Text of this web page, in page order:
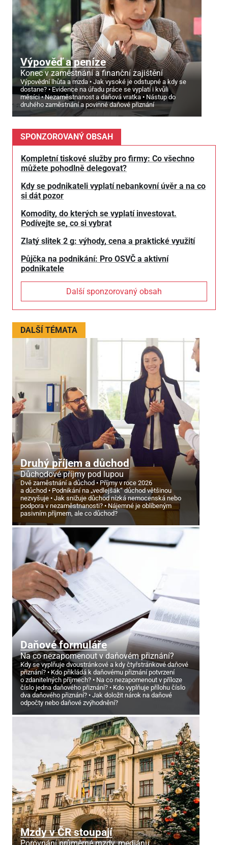
Výpověď a peníze
Konec v zaměstnání a finanční zajištění
Výpovědní lhůta a mzda
Jak vysoké je odstupné a kdy se
dostane?
Evidence na úřadu práce se vyplatí i kvůli
měsíci
Nezaměstnanost a daňová vratka
Nástup do
druhého zaměstnání a povinné daňové přiznání
SPONZOROVANÝ OBSAH
Kompletní tiskové služby pro firmy: Co všechno
můžete pohodlně delegovat?
Kdy se podnikateli vyplatí nebankovní úvěr a na co
si dát pozor
Komodity, do kterých se vyplatí investovat.
Podívejte se, co si vybrat
Zlatý slitek 2 g: výhody, cena a praktické využití
Půjčka na podnikání: Pro OSVČ a aktivní
podnikatele
Další sponzorovaný obsah
DALŠÍ TÉMATA
Druhý příjem a důchod
Důchodové příjmy pod lupou
Dvě zaměstnání a důchod
Příjmy v roce 2026
a důchod
Podnikání na „vedlejšák“ důchod většinou
nezvyšuje
Jak snižuje důchod nízká nemocenská nebo
podpora v nezaměstnanosti?
Nájemné je oblíbeným
pasivním příjmem, ale co důchod?
Daňové formuláře
Na co nezapomenout v daňovém přiznání?
Kdy se vyplňuje dvoustránkové a kdy čtyřstránkové daňové
přiznání?
Kdo přikládá k daňovému přiznání potvrzení
o zdanitelných příjmech?
Na co nezapomenout v příloze
číslo jedna daňového přiznání?
Kdo vyplňuje přílohu číslo
dva daňového přiznání?
Jak doložit nárok na daňové
odpočty nebo daňové zvýhodnění?
Mzdy v ČR stoupají